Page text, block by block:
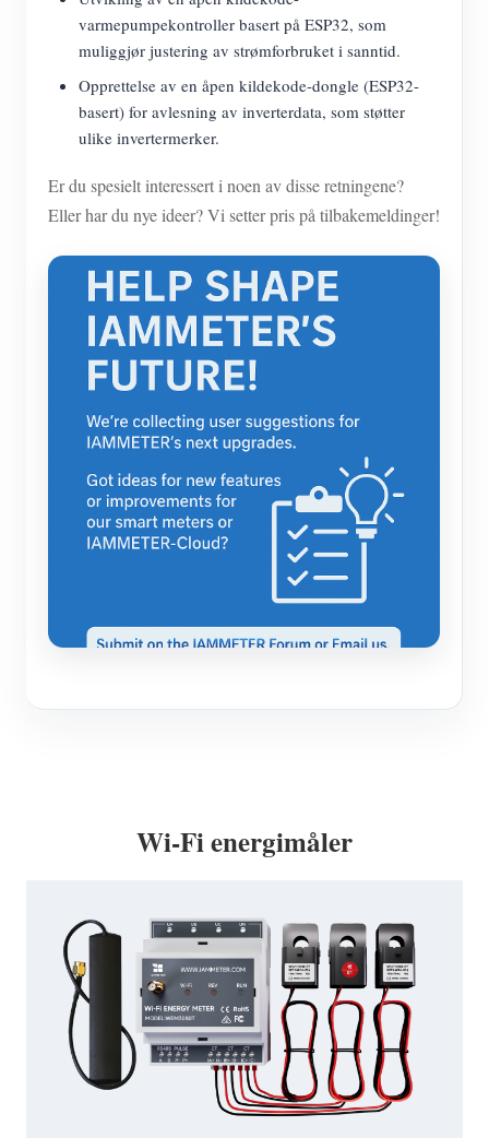
varmepumpekontroller basert på ESP32, som
muliggjør justering av strømforbruket i sanntid.
Opprettelse av en åpen kildekode-dongle (ESP32-
basert) for avlesning av inverterdata, som støtter
ulike invertermerker.
Er du spesielt interessert i noen av disse retningene?
Eller har du nye ideer? Vi setter pris på tilbakemeldinger!
Wi-Fi energimåler